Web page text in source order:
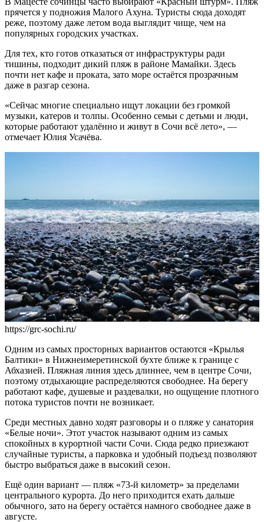
прячется у подножия Малого Ахуна. Туристы сюда доходят
реже, поэтому даже летом вода выглядит чище, чем на
популярных городских участках.
Для тех, кто готов отказаться от инфраструктуры ради
тишины, подходит дикий пляж в районе Мамайки. Здесь
почти нет кафе и проката, зато море остаётся прозрачным
даже в разгар сезона.
«Сейчас многие специально ищут локации без громкой
музыки, катеров и толпы. Особенно семьи с детьми и люди,
которые работают удалённо и живут в Сочи всё лето», —
отмечает Юлия Усачёва.
https://grc-sochi.ru/
Одним из самых просторных вариантов остаются «Крылья
Балтики» в Нижнеимеретинской бухте ближе к границе с
Абхазией. Пляжная линия здесь длиннее, чем в центре Сочи,
поэтому отдыхающие распределяются свободнее. На берегу
работают кафе, душевые и раздевалки, но ощущение плотного
потока туристов почти не возникает.
Среди местных давно ходят разговоры и о пляже у санатория
«Белые ночи». Этот участок называют одним из самых
спокойных в курортной части Сочи. Сюда редко приезжают
случайные туристы, а парковка и удобный подъезд позволяют
быстро выбраться даже в высокий сезон.
Ещё один вариант — пляж «73-й километр» за пределами
центрального курорта. До него приходится ехать дальше
обычного, зато на берегу остаётся намного свободнее даже в
августе.